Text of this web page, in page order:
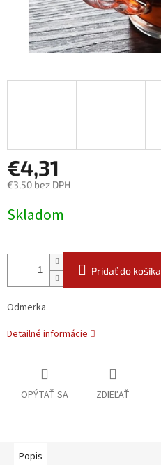
€4,31
€3,50 bez DPH
cena:
Skladom
Pridať do košíka
Odmerka
Detailné informácie
OPÝTAŤ SA ZDIEĽAŤ
Popis